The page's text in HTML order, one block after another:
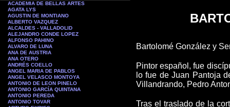
ACADEMIA DE BELLAS ARTES
AGATA LYS
AGUSTIN DE MONTIANO
ALBERTO VAZQUEZ
ALCALDES - VALLADOLID
ALEJANDRO CONDE LOPEZ
ALFONSO PAHINO
ALVARO DE LUNA
ANA DE AUSTRIA
ANA OTERO
ANDRÉS COELLO
ANGEL MARIA DE PABLOS
ANGEL VELASCO MONTOYA
ANTONIO DE LEON PINELO
ANTONIO GARCÍA QUINTANA
ANTONIO PEREDA
ANTONIO TOVAR
Bartolomé González y
Pintor español, fue
lo fue de Juan Pantoja
Villandrando, Pedro
Tras el traslado de la